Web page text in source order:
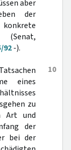
aber
der
(Senat,
92-).
10
eines
zu
Art und
der
bei der